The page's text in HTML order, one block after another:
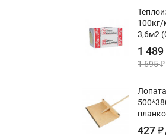
3,6м2
1 489
1 695₽
427₽